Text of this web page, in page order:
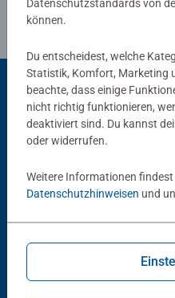
Beliebte Auswahl
Andere Kunden
Datenschutzstandards von
können.
Du entscheidest, welche
Statistik, Komfort, Marketing
beachte, dass einige
nicht richtig funktionieren,
deaktiviert sind. Du kannst
oder widerrufen.
Weitere Informationen findest
Datenschutzhinweisen und